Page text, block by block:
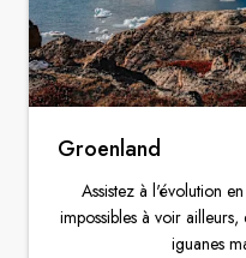
Groenland
Assistez à l'évolution
impossibles à voir ailleurs,
iguanes